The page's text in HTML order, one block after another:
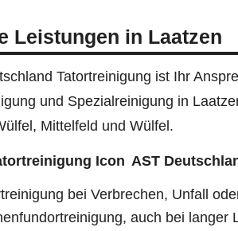
Leistungen in Laatzen
Tatortreinigung ist Ihr
und Spezialreinigung in
Mittelfeld und Wülfel.
AST
bei Verbrechen, Unfall
auch bei langer